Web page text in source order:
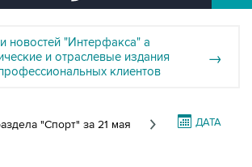
новостей "Интерфакса" а
и отраслевые издания
клиентов
→
"Спорт" за 21 мая ДАТА